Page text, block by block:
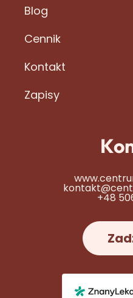
Blog
Cennik
Kontakt
Zapisy
+48